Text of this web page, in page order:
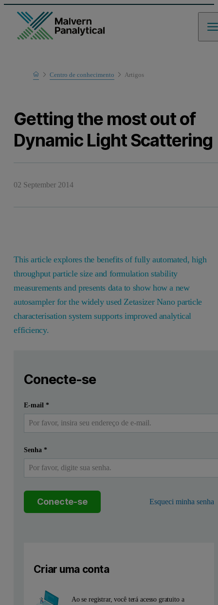
Home
Learn
Centro de conhecimento Artigos
Getting the most out of
Dynamic Light Scattering
02 September 2014
This article explores the benefits of fully automated, high
throughput particle size and formulation stability
measurements and presents data to show how a new
autosampler for the widely used Zetasizer Nano particle
characterisation system supports improved analytical
efficiency.
This article explores the benefits of fully automated, high
Enviar
Conecte-se
E-mail *
Senha *
Conecte-se Esqueci minha senha
Criar uma conta
Ao se registrar, você terá acesso gratuito a